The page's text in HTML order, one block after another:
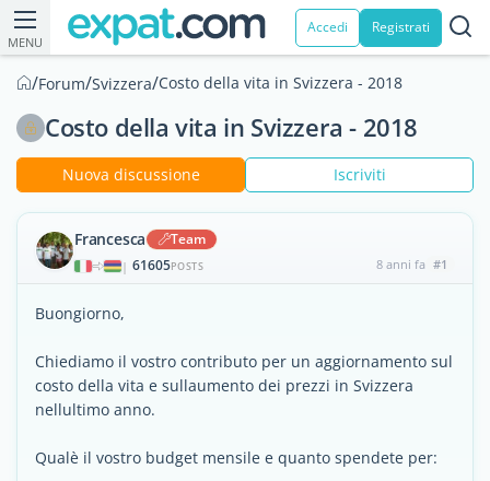
MENU
Accedi Registrati
/Forum/Svizzera/Costo della vita in Svizzera - 2018
Costo della vita in Svizzera - 2018
Nuova discussione Iscriviti
Francesca Team
| 61605POSTS 8 anni fa #1
Buongiorno,
Chiediamo il vostro contributo per un aggiornamento sul
costo della vita e sullaumento dei prezzi in Svizzera
nellultimo anno.
Qualè il vostro budget mensile e quanto spendete per: